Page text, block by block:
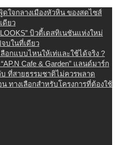
ใจกลางเมืองหัวหิน ของสดไซส์
ดียว
บิวตี้เดสทิเนชันแห่งใหม่
บในที่เดียว
ลือกแบบไหนให้เท่และใช้ได้จริง ?
Cafe & Garden” แลนด์มาร์ก
ที่สายธรรมชาติไม่ควรพลาด
น ทางเลือกสำหรับโครงการที่ต้องใช้